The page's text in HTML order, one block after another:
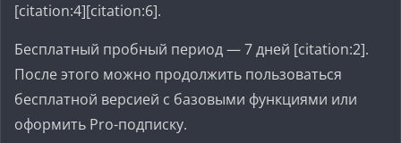
[citation:4][citation:6].
Бесплатный пробный период — 7 дней [citation:2].
После этого можно продолжить пользоваться
бесплатной версией с базовыми функциями или
оформить Pro-подписку.